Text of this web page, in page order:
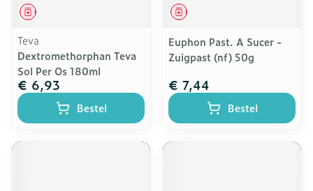
Geneesmiddel
Teva
Dextromethorphan Teva
Sol Per Os 180ml
€ 6,93
Bestel
Geneesmiddel
Euphon Past. A Sucer -
Zuigpast (nf) 50g
€ 7,44
Bestel